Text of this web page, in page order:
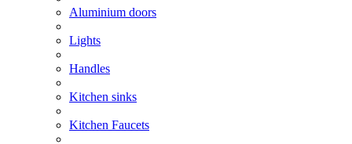
Aluminium doors
Lights
Handles
Kitchen sinks
Kitchen Faucets